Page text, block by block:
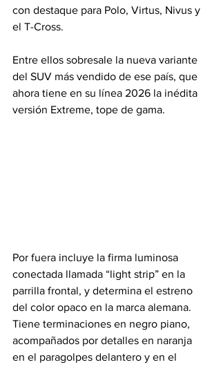
con destaque para Polo, Virtus, Nivus y
el T-Cross.
Entre ellos sobresale la nueva variante
del SUV más vendido de ese país, que
ahora tiene en su línea 2026 la inédita
versión Extreme, tope de gama.
Por fuera incluye la firma luminosa
conectada llamada “light strip” en la
parrilla frontal, y determina el estreno
del color opaco en la marca alemana.
Tiene terminaciones en negro piano,
acompañados por detalles en naranja
en el paragolpes delantero y en el